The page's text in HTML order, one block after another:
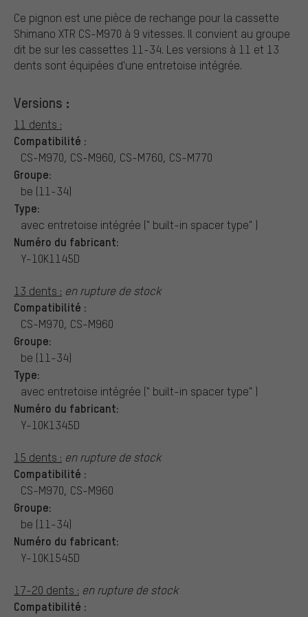
Ce pignon est une pièce de rechange pour la cassette
Shimano XTR CS-M970 à 9 vitesses. Il convient au groupe
dit be sur les cassettes 11-34. Les versions à 11 et 13
dents sont équipées d'une entretoise intégrée.
Versions :
11 dents :
Compatibilité :
CS-M970, CS-M960, CS-M760, CS-M770
Groupe:
be (11-34)
Type:
avec entretoise intégrée (" built-in spacer type" )
Numéro du fabricant:
Y-10K1145D
13 dents : en rupture de stock
Compatibilité :
CS-M970, CS-M960
Groupe:
be (11-34)
Type:
avec entretoise intégrée (" built-in spacer type" )
Numéro du fabricant:
Y-10K1345D
15 dents : en rupture de stock
Compatibilité :
CS-M970, CS-M960
Groupe:
be (11-34)
Numéro du fabricant:
Y-10K1545D
17-20 dents : en rupture de stock
Compatibilité :